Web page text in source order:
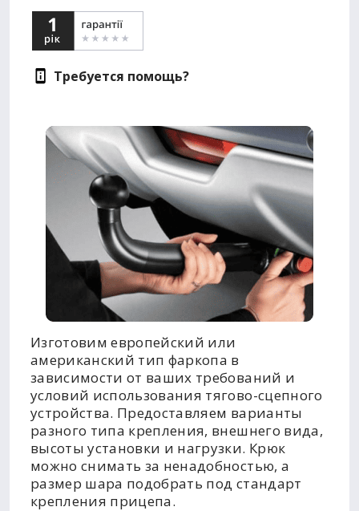
Требуется помощь?
Изготовим европейский или
американский тип фаркопа в
зависимости от ваших требований и
условий использования тягово-сцепного
устройства. Предоставляем варианты
разного типа крепления, внешнего вида,
высоты установки и нагрузки. Крюк
можно снимать за ненадобностью, а
размер шара подобрать под стандарт
крепления прицепа.